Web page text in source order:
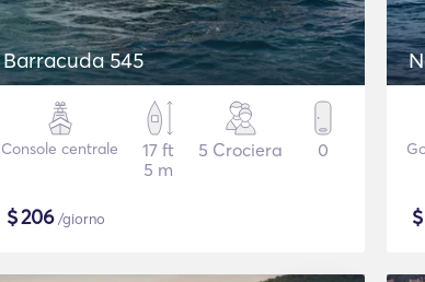
Barracuda 545
Console centrale
17 ft
5 m
5 Crociera 0
$206/giorno